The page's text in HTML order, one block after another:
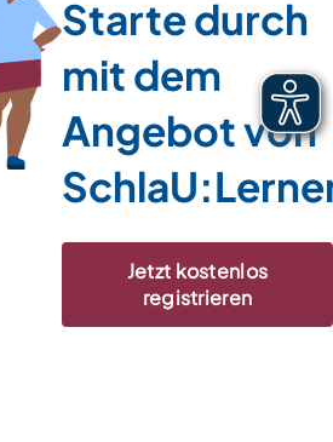
Starte durch
mit dem
Angebot von
Jetzt kostenlos
registrieren